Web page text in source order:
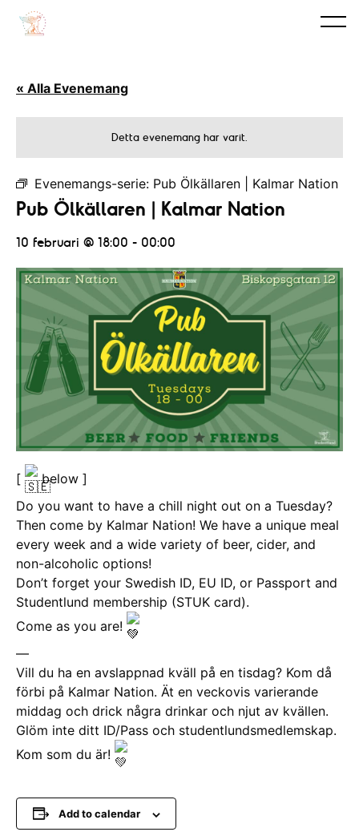
« Alla Evenemang
Detta evenemang har varit.
Evenemangs-serie: Pub Ölkällaren | Kalmar Nation
Pub Ölkällaren | Kalmar Nation
10 februari @ 18:00 - 00:00
[
below ]
Do you want to have a chill night out on a Tuesday?
Then come by Kalmar Nation! We have a unique meal
every week and a wide variety of beer, cider, and
non-alcoholic options!
Don’t forget your Swedish ID, EU ID, or Passport and
Studentlund membership (STUK card).
Come as you are!
—
Vill du ha en avslappnad kväll på en tisdag? Kom då
förbi på Kalmar Nation. Ät en veckovis varierande
middag och drick några drinkar och njut av kvällen.
Glöm inte ditt ID/Pass och studentlundsmedlemskap.
Kom som du är!
Add to calendar